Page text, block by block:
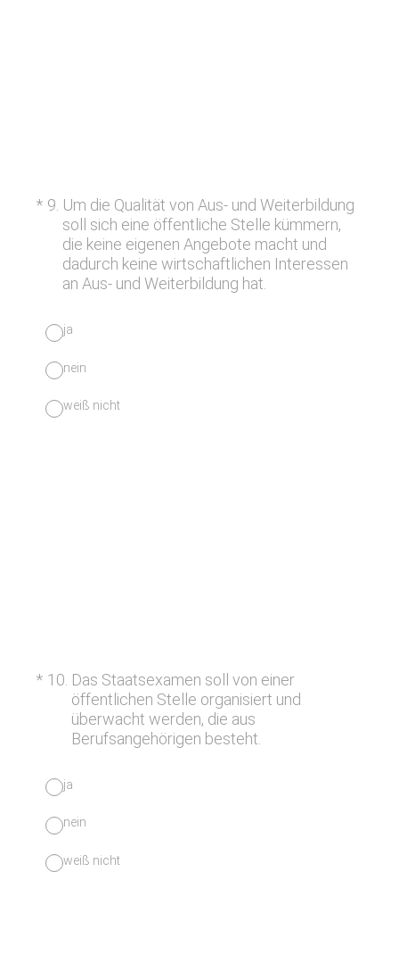
* 9 Um die Qualität von Aus- und Weiterbildung
soll sich eine öffentliche Stelle kümmern,
die keine eigenen Angebote macht und
dadurch keine wirtschaftlichen Interessen
an Aus- und Weiterbildung hat.
(Erforderlich.)
ja
nein
weiß nicht
* 10 Das Staatsexamen soll von einer
öffentlichen Stelle organisiert und
überwacht werden, die aus
Berufsangehörigen besteht.
(Erforderlich.)
ja
nein
weiß nicht